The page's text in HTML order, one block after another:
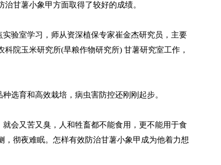
甘薯小象甲方面取得了较好的成绩。
验室学习，师从资深植保专家崔金杰研究员，主要
院玉米研究所(旱粮作物研究所) 甘薯研究室工作，
选育和高效栽培，病虫害防控还刚刚起步。
会又苦又臭，人和牲畜都不能食用，更不能用于食
彻夜难眠。怎样有效防治甘薯小象甲成为他着力想